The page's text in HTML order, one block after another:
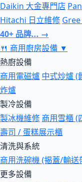
Daikin 大金專門店
Hitachi 日立維修
40+ 品牌... →
🍴 商用廚房設備 ▼
熱廚設備
商用電磁爐 中式炒爐 (
炸爐
製冷設備
製冰機維修 商用雪櫃 (
壽司 / 蛋糕展示櫃
清洗與系統
商用洗碗機 (揭蓋/輸送
更多設備